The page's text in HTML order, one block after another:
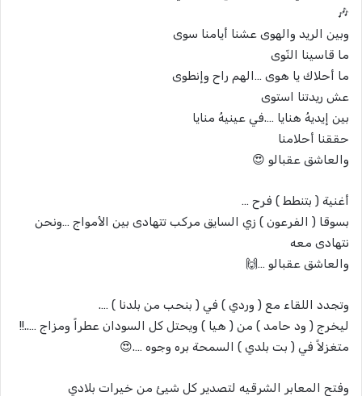
🎶
وبين الريد والهوى عشنا أيامنا سوى
ما قاسينا النّوى
ما أحلاك يا هوى …الهم راح وإنطوى
عش ريدتنا استوى
بين إيديهُ هنايا ….في عينيهُ منايا
حققنا أحلامنا
والعاشق عقبالو 😍
أغنية ( بتنطط ) فرح …
بسوقا ( الفرعون ) زي السايق مركب تتهادى بين الأمواج …ونحن
نتهادى معه
والعاشق عقبالو …🙌
وتجدد اللقاء مع ( وردي ) في ( بنحب من بلدنا ) ….
ليخرج ( ود حامد ) من ( هيا ) ويحتل كل السودان عطراً ومزاج …..!!
متغزلاً في ( بت بلدي ) السمحة بره وجوه ….😍
وفتح المعابر الشرقيه لتصدير كل شيئ من خيرات بلادي